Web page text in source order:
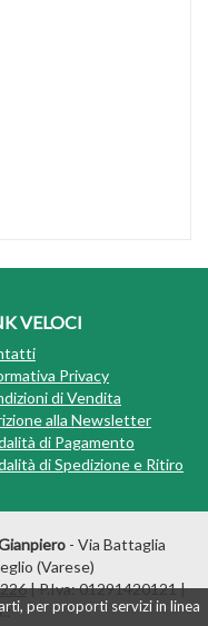
per proporti servizi in linea
VELOCI
Privacy
di Vendita
alla Newsletter
di Pagamento
di Spedizione e Ritiro
- Via Battaglia
(Varese)
| P.Iva: 01291420121 |